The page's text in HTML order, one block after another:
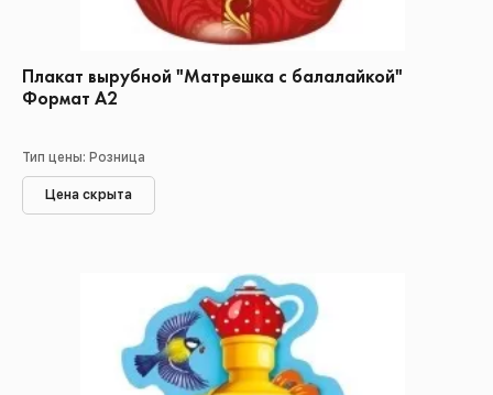
Плакат вырубной "Матрешка с балалайкой"
Формат А2
Тип цены: Розница
Цена скрыта